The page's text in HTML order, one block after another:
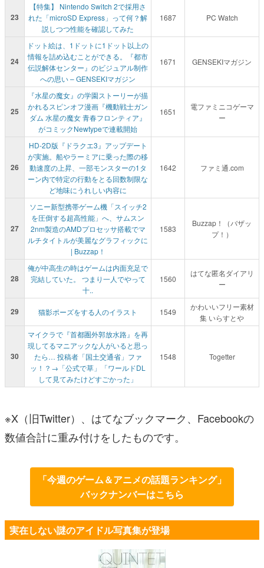
23
【特集】 Nintendo Switch 2で採用さ
れた「microSD Express」って何？解
説しつつ性能を確認してみた
1687 PC Watch
24
ドット絵は、1ドットに1ドット以上の
情報を詰め込むことができる。『都市
伝説解体センター』のビジュアル制作
への思い – GENSEKIマガジン
1671 GENSEKIマガジン
25
『水星の魔女』の学園ストーリーが描
かれるスピンオフ漫画『機動戦士ガン
ダム 水星の魔女 青春フロンティア』
がコミックNewtypeで連載開始
1651
電ファミニコゲーマ
ー
26
HD-2D版『ドラクエ3』アップデート
が実施。船やラーミアに乗った際の移
動速度の上昇、一部モンスターの1タ
ーン内で特定の行動をとる回数制限な
ど地味にうれしい内容に
1642 ファミ通.com
27
ソニー新型携帯ゲーム機「スイッチ2
を圧倒する超高性能」へ、サムスン
2nm製造のAMDプロセッサ搭載でマ
ルチタイトルが美麗なグラフィックに
| Buzzap！
1583
Buzzap！（バザッ
プ！）
28
俺が中高生の時はゲームは内面充足で
完結していた。 つまり一人でやって
十..
1560
はてな匿名ダイアリ
ー
29 猫影ポーズをする人のイラスト 1549
かわいいフリー素材
集 いらすとや
30
マイクラで『首都圏外郭放水路』を再
現してるマニアックな人がいると思っ
たら… 投稿者「国土交通省」ファ
ッ！？→「公式で草」「ワールドDL
して見てみたけどすごかった」
1548 Togetter
※X（旧Twitter）、はてなブックマーク、Facebookの
数値合計に重み付けをしたものです。
「今週のゲーム＆アニメの話題ランキング」
バックナンバーはこちら
実在しない謎のアイドル写真集が登場